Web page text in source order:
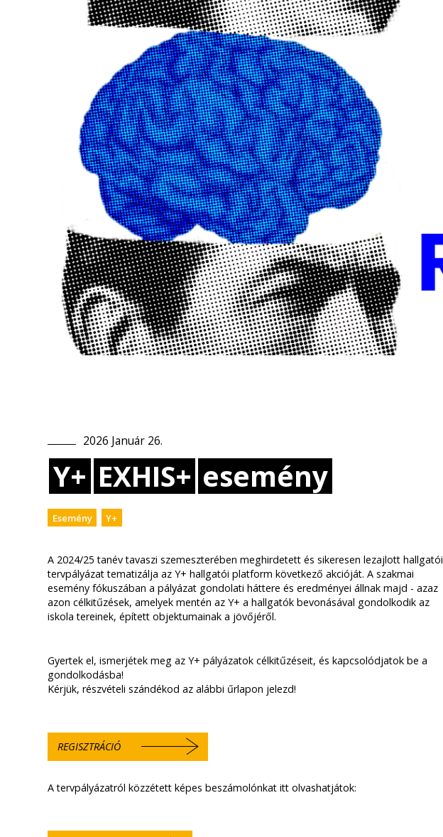
2026 Január 26.
Y+ EXHIS+ esemény
Esemény Y+
A 2024/25 tanév tavaszi szemeszterében meghirdetett és sikeresen lezajlott hallgatói
tervpályázat tematizálja az Y+ hallgatói platform következő akcióját. A szakmai
esemény fókuszában a pályázat gondolati háttere és eredményei állnak majd - azaz
azon célkitűzések, amelyek mentén az Y+ a hallgatók bevonásával gondolkodik az
iskola tereinek, épített objektumainak a jövőjéről.
Gyertek el, ismerjétek meg az Y+ pályázatok célkitűzéseit, és kapcsolódjatok be a
gondolkodásba!
Kérjük, részvételi szándékod az alábbi űrlapon jelezd!
REGISZTRÁCIÓ
A tervpályázatról közzétett képes beszámolónkat itt olvashatjátok: